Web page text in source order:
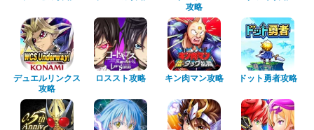
攻略
デュエルリンクス
攻略
ロススト攻略 キン肉マン攻略 ドット勇者攻略